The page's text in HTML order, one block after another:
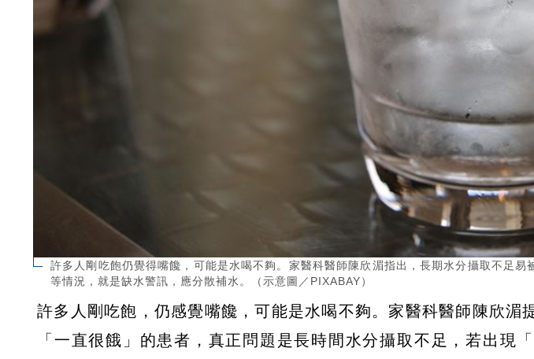
許多人剛吃飽仍覺得嘴饞，可能是水喝不夠。家醫科醫師陳欣湄指出，長期水分攝取不足
等情況，就是缺水警訊，應分散補水。（示意圖／PIXABAY）
許多人剛吃飽，仍感覺嘴饞，可能是水喝不夠。家醫科醫師陳欣湄
「一直很餓」的患者，真正問題是長時間水分攝取不足，若出現